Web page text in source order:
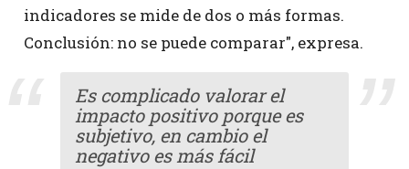
indicadores se mide de dos o más formas.
Conclusión: no se puede comparar", expresa.
Es complicado valorar el
impacto positivo porque es
subjetivo, en cambio el
negativo es más fácil